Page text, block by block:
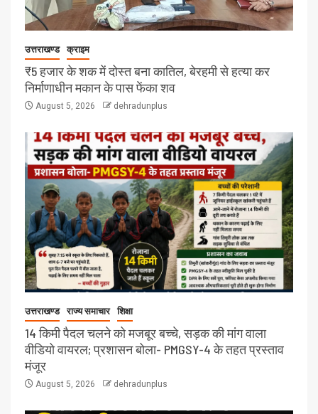
उत्तराखण्ड क्राइम
₹5 हजार के शक में दोस्त बना कातिल, बेरहमी से हत्या कर
निर्माणाधीन मकान के पास फेंका शव
August 5, 2026 dehradunplus
उत्तराखण्ड राज्य समाचार शिक्षा
14 किमी पैदल चलने को मजबूर बच्चे, सड़क की मांग वाला
वीडियो वायरल; प्रशासन बोला- PMGSY-4 के तहत प्रस्ताव
मंजूर
August 5, 2026 dehradunplus